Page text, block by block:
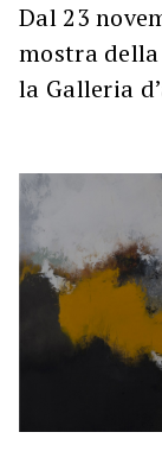
Dal 23
mostra
la Galleria